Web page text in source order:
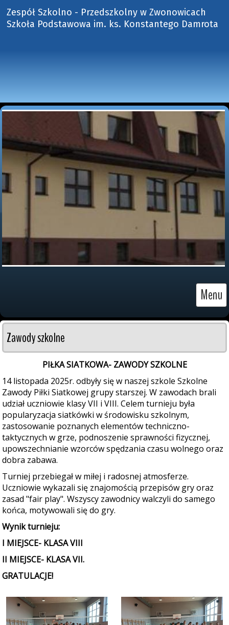
Zespół Szkolno - Przedszkolny w Zwonowicach
Szkoła Podstawowa im. ks. Konstantego Damrota
Menu
Zawody szkolne
PIŁKA SIATKOWA- ZAWODY SZKOLNE
14 listopada 2025r. odbyły się w naszej szkole Szkolne
Zawody Piłki Siatkowej grupy starszej. W zawodach brali
udział uczniowie klasy VII i VIII. Celem turnieju była
popularyzacja siatkówki w środowisku szkolnym,
zastosowanie poznanych elementów techniczno-
taktycznych w grze, podnoszenie sprawności fizycznej,
upowszechnianie wzorców spędzania czasu wolnego oraz
dobra zabawa.
Turniej przebiegał w miłej i radosnej atmosferze.
Uczniowie wykazali się znajomością przepisów gry oraz
zasad "fair play". Wszyscy zawodnicy walczyli do samego
końca, motywowali się do gry.
Wynik turnieju:
I MIEJSCE- KLASA VIII
II MIEJSCE- KLASA VII.
GRATULACJE!